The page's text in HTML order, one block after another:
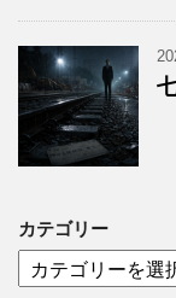
カテゴリー
テ